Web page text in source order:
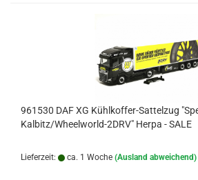
961530 DAF XG Kühlkoffer-Sattelzug
Kalbitz/Wheelworld-2DRV" Herpa - SALE
Lieferzeit: ca. 1 Woche (Ausland abweichend)